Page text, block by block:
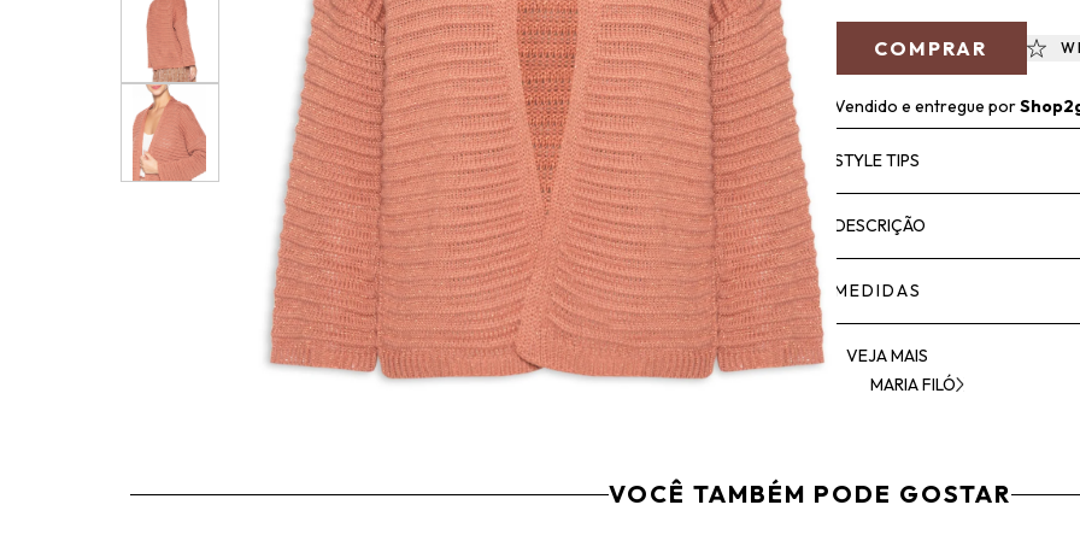
COMPRAR
Vendido e entregue por
STYLE TIPS
DESCRIÇÃO
MEDIDAS
VEJA MAIS
MARIA FILÓ
VOCÊ TAMBÉM PODE GOSTAR